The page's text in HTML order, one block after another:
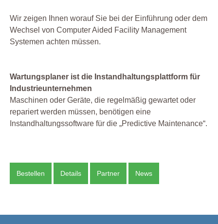
Wir zeigen Ihnen worauf Sie bei der Einführung oder dem
Wechsel von Computer Aided Facility Management
Systemen achten müssen.
Wartungsplaner ist die Instandhaltungsplattform für
Industrieunternehmen
Maschinen oder Geräte, die regelmäßig gewartet oder
repariert werden müssen, benötigen eine
Instandhaltungssoftware für die „Predictive Maintenance“.
Bestellen Details Partner News